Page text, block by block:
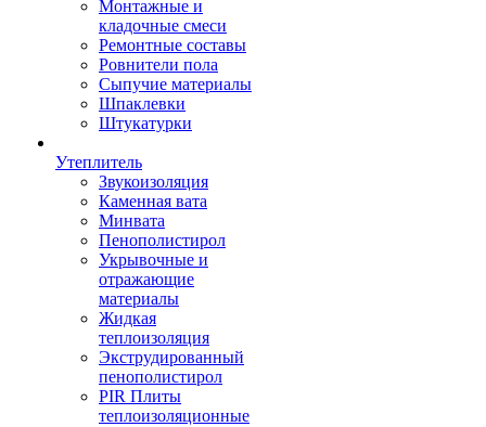
Монтажные и
кладочные смеси
Ремонтные составы
Ровнители пола
Сыпучие материалы
Шпаклевки
Штукатурки
Утеплитель
Звукоизоляция
Каменная вата
Минвата
Пенополистирол
Укрывочные и
отражающие
материалы
Жидкая
теплоизоляция
Экструдированный
пенополистирол
PIR Плиты
теплоизоляционные